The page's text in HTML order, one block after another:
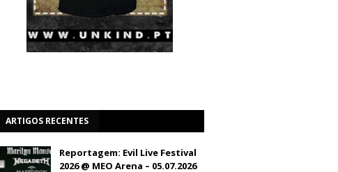
ARTIGOS RECENTES
Reportagem: Evil Live Festival
2026 @ MEO Arena – 05.07.2026